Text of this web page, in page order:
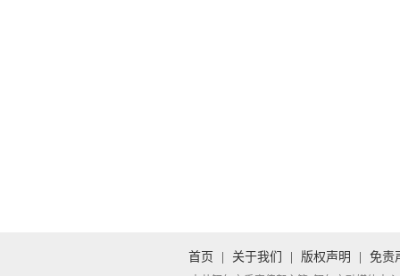
首页 关于我们 版权声明 免责